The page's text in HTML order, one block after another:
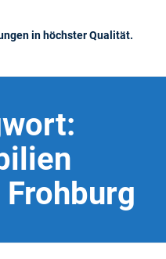
in höchster Qualität.